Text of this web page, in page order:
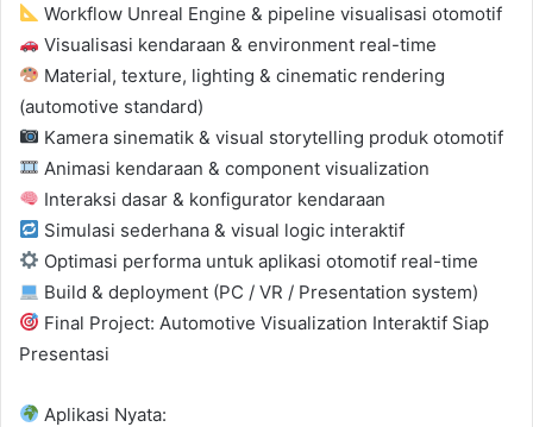
Workflow Unreal Engine & pipeline visualisasi otomotif
Visualisasi kendaraan & environment real-time
Material, texture, lighting & cinematic rendering
(automotive standard)
Kamera sinematik & visual storytelling produk otomotif
Animasi kendaraan & component visualization
Interaksi dasar & konfigurator kendaraan
Simulasi sederhana & visual logic interaktif
Optimasi performa untuk aplikasi otomotif real-time
Build & deployment (PC / VR / Presentation system)
Final Project: Automotive Visualization Interaktif Siap
Presentasi
Aplikasi Nyata: